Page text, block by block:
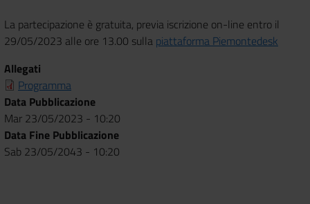
La partecipazione è gratuita, previa iscrizione on-line entro il
29/05/2023 alle ore 13.00 sulla piattaforma Piemontedesk
Allegati
Programma
Data Pubblicazione
Mar 23/05/2023 - 10:20
Data Fine Pubblicazione
Sab 23/05/2043 - 10:20